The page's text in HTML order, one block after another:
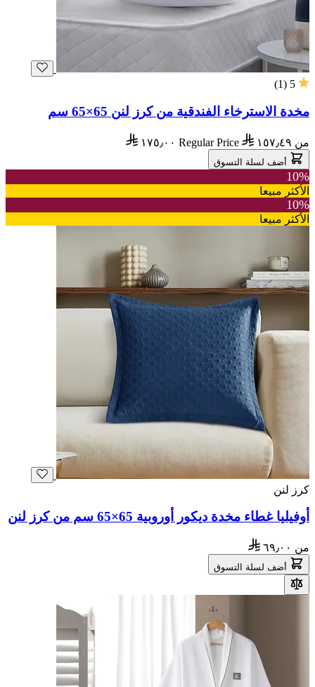
5
(
1
)
مخدة الاسترخاء الفندقية من كرز لنن 65×65 سم
من ١٥٧٫٤٩ Regular Price ١٧٥٫٠٠
أضف لسلة التسوق
10%
الأكثر مبيعا
10%
الأكثر مبيعا
كرز لنن
أوفيليا غطاء مخدة ديكور أوروبية 65×65 سم من كرز لنن
من ٦٩٫٠٠
أضف لسلة التسوق